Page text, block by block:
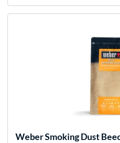
WeberSmoking Dust